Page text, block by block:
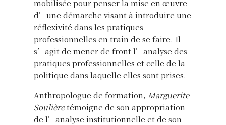
mobilisée pour penser la mise en œuvre
d’une démarche visant à introduire une
réflexivité dans les pratiques
professionnelles en train de se faire. Il
s’agit de mener de front l’analyse des
pratiques professionnelles et celle de la
politique dans laquelle elles sont prises.
Anthropologue de formation, Marguerite
Soulièretémoigne de son appropriation
de l’analyse institutionnelle et de son